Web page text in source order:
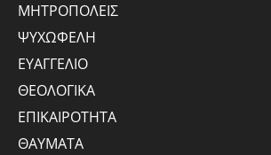
ΜΗΤΡΟΠΟΛΕΙΣ
ΨΥΧΩΦΕΛΗ
ΕΥΑΓΓΕΛΙΟ
ΘΕΟΛΟΓΙΚΑ
ΕΠΙΚΑΙΡΟΤΗΤΑ
ΘΑΥΜΑΤΑ